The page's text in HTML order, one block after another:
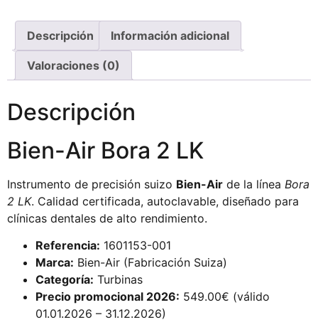
Descripción Información adicional
Valoraciones (0)
Descripción
Bien-Air Bora 2 LK
Instrumento de precisión suizo Bien-Air de la línea Bora
2 LK. Calidad certificada, autoclavable, diseñado para
clínicas dentales de alto rendimiento.
Referencia: 1601153-001
Marca: Bien-Air (Fabricación Suiza)
Categoría: Turbinas
Precio promocional 2026: 549.00€ (válido
01.01.2026 – 31.12.2026)